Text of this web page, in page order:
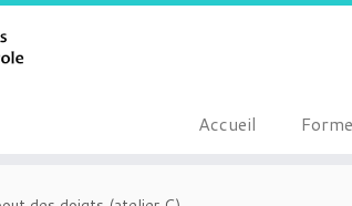
Accueil